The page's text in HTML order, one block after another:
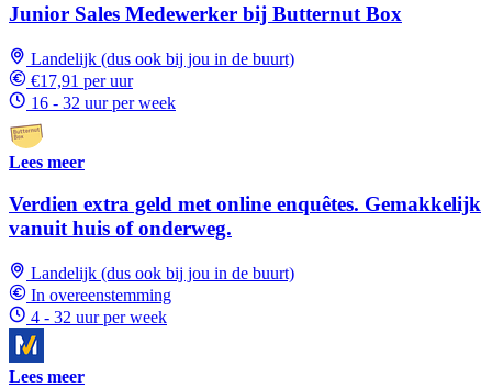
Junior Sales Medewerker bij Butternut Box
Landelijk (dus ook bij jou in de buurt)
€17,91 per uur
16 - 32 uur per week
Lees meer
Verdien extra geld met online enquêtes. Gemakkelijk
vanuit huis of onderweg.
Landelijk (dus ook bij jou in de buurt)
In overeenstemming
4 - 32 uur per week
Lees meer